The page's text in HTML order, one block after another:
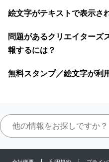
絵文字がテキストで表示さ
問題があるクリエイターズ
報するには？
無料スタンプ／絵文字が利